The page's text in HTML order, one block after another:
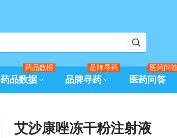

药品数据
药品数据
品牌寻药
品牌寻药
医药问答
医药问
艾沙康唑冻干粉注射液